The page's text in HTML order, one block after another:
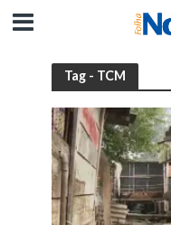
Tag - TCM